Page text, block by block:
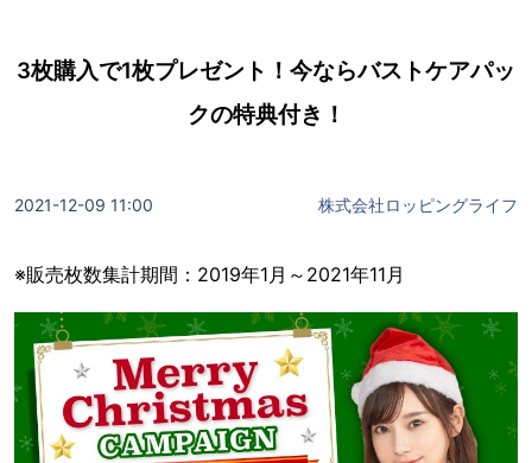
3枚購入で1枚プレゼント！今ならバストケアパッ
クの特典付き！
2021-12-09 11:00 株式会社ロッピングライフ
※販売枚数集計期間：2019年1月～2021年11月